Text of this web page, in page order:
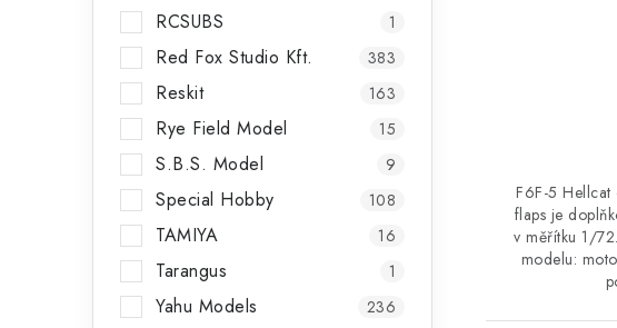
RCSUBS 1
Red Fox Studio Kft. 383
Reskit 163
Rye Field Model 15
S.B.S. Model 9
Special Hobby 108
TAMIYA 16
Tarangus 1
Yahu Models 236
F6F-5
flaps je
v měřítku 1/
modelu: